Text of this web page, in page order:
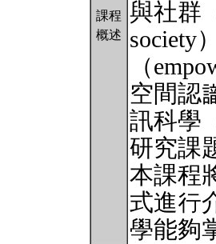
課程
概述
與社群
society
（
空間認
訊科學
研究課
本課程
式進行
學能夠